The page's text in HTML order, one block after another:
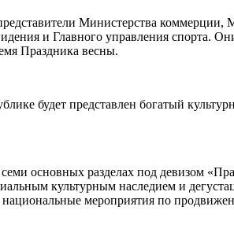
Министерства коммерции,
и Главного управления спорта.
Праздника весны.
будет представлен богатый
основных разделах под девизом
культурным наследием и
мероприятия по